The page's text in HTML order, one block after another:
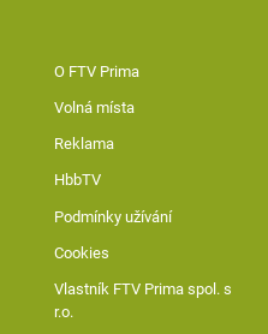
O FTV Prima
Volná místa
Reklama
HbbTV
Podmínky užívání
Cookies
Vlastník FTV Prima spol. s
r.o.